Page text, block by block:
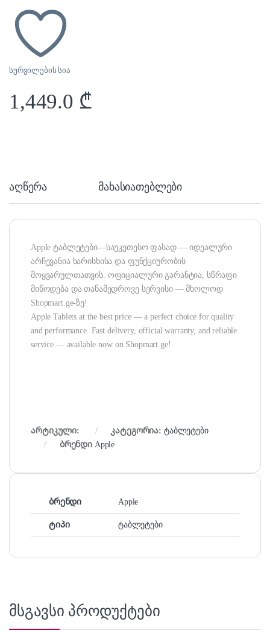
სურვილების სია
1,449.0 ₾
აღწერა მახასიათებლები
Apple ტაბლეტები—საუკეთესო ფასად — იდეალური
არჩევანია ხარისხისა და ფუნქციურობის
მოყვარულთათვის. ოფიციალური გარანტია, სწრაფი
მიწოდება და თანამედროვე სერვისი — მხოლოდ
Shopmart.ge-ზე!
Apple Tablets at the best price — a perfect choice for quality
and performance. Fast delivery, official warranty, and reliable
service — available now on Shopmart.ge!
არტიკული: კატეგორია: ტაბლეტები
ბრენდი Apple
ბრენდი Apple
ტიპი ტაბლეტები
მსგავსი პროდუქტები